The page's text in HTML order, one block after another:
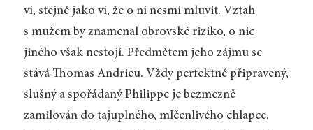
ví, stejně jako ví, že o ní nesmí mluvit. Vztah
s mužem by znamenal obrovské riziko, o nic
jiného však nestojí. Předmětem jeho zájmu se
stává Thomas Andrieu. Vždy perfektně připravený,
slušný a spořádaný Philippe je bezmezně
zamilován do tajuplného, mlčenlivého chlapce.